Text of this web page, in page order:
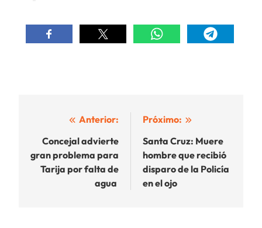
Navegación
de
entradas
Anterior:
Concejal advierte
gran problema para
Tarija por falta de
agua
Próximo:
Santa Cruz: Muere
hombre que recibió
disparo de la Policía
en el ojo